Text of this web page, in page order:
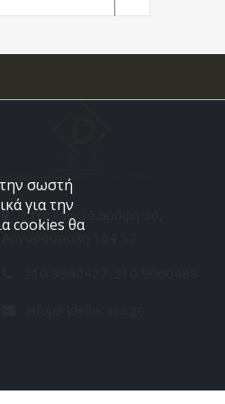
Στεφάνου Σαράφη 36,
την σωστή
για την
cookies θα